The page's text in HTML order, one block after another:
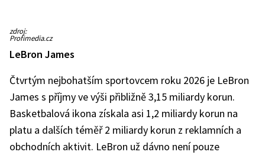
Lionel
Messi
zdroj:
Profimedia.cz
LeBron James
Čtvrtým nejbohatším sportovcem roku 2026 je LeBron
James s příjmy ve výši přibližně 3,15 miliardy korun.
Basketbalová ikona získala asi 1,2 miliardy korun na
platu a dalších téměř 2 miliardy korun z reklamních a
obchodních aktivit. LeBron už dávno není pouze